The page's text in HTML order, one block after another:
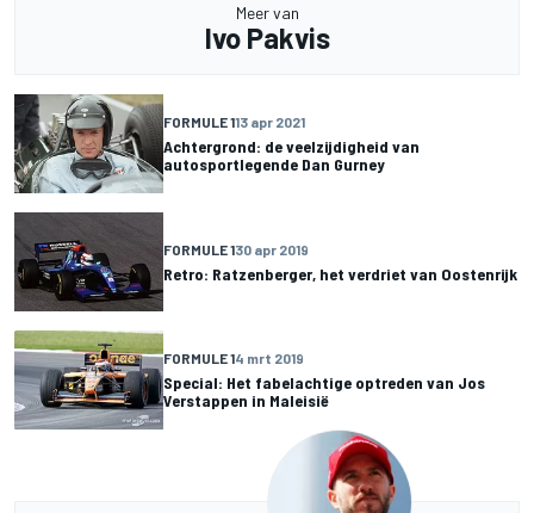
Meer van
Ivo Pakvis
FORMULE 113 apr 2021
Achtergrond: de veelzijdigheid van
autosportlegende Dan Gurney
FORMULE 130 apr 2019
Retro: Ratzenberger, het verdriet van Oostenrijk
FORMULE 14 mrt 2019
Special: Het fabelachtige optreden van Jos
Verstappen in Maleisië